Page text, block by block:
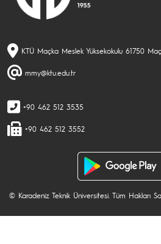
KTÜ Maçka Meslek Yüksekokulu 61750
mmy@ktu.edu.tr
+90 462 512 3535
+90 462 512 3552
© Karadeniz Teknik Üniversitesi. Tüm Hakları